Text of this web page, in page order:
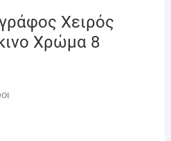
Χειρός
Χρώμα 8